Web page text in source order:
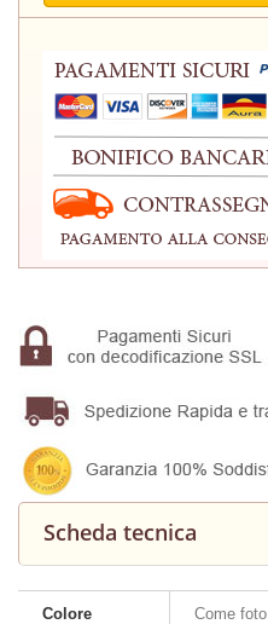
Scheda tecnica
Colore Come foto